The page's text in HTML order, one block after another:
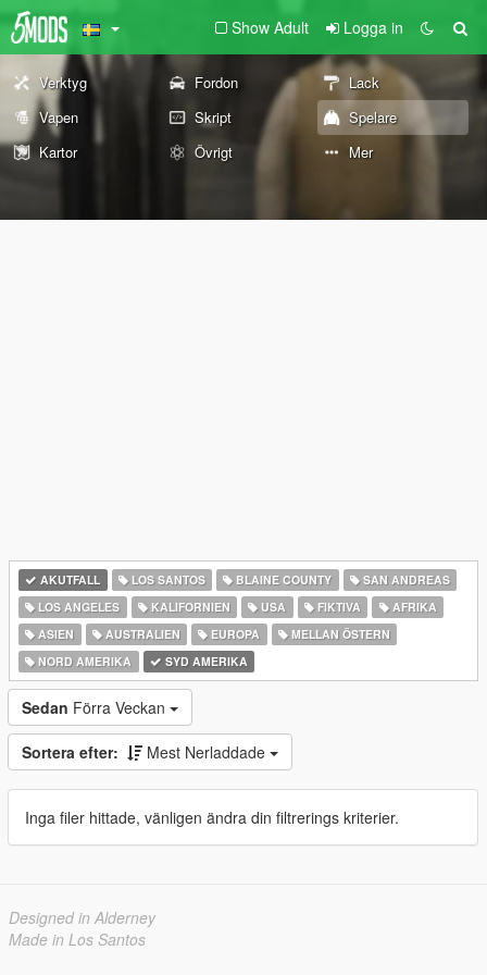
Show Adult Logga in
Verktyg Fordon
Lack
Vapen
Skript
Spelare
Kartor
Övrigt Mer
AKUTFALL LOS SANTOS BLAINE COUNTY
SAN ANDREAS
LOS ANGELES
KALIFORNIEN USA FIKTIVA
AFRIKA
ASIEN
AUSTRALIEN EUROPA
MELLAN ÖSTERN
NORD AMERIKA
SYD AMERIKA
Sedan Förra Veckan
Sortera efter: Mest Nerladdade
Inga filer hittade, vänligen ändra din filtrerings kriterier.
Designed in Alderney
Made in Los Santos